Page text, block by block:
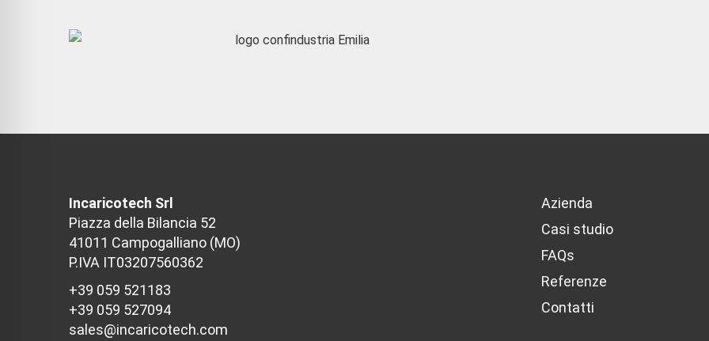
Incaricotech Srl
Piazza della Bilancia 52
41011 Campogalliano (MO)
P.IVA IT03207560362
+39 059 521183
+39 059 527094
sales@incaricotech.com
Azienda
Casi studio
FAQs
Referenze
Contatti